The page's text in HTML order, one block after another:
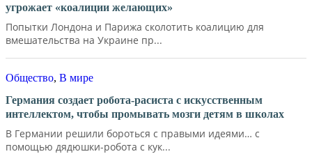
угрожает «коалиции желающих»
Попытки Лондона и Парижа сколотить коалицию для
вмешательства на Украине пр...
Общество, В мире
Германия создает робота-расиста с искусственным
интеллектом, чтобы промывать мозги детям в школах
В Германии решили бороться с правыми идеями… с
помощью дядюшки-робота с кук...